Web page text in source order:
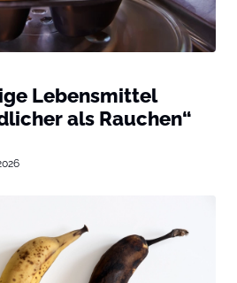
Lebensmittel
als Rauchen“